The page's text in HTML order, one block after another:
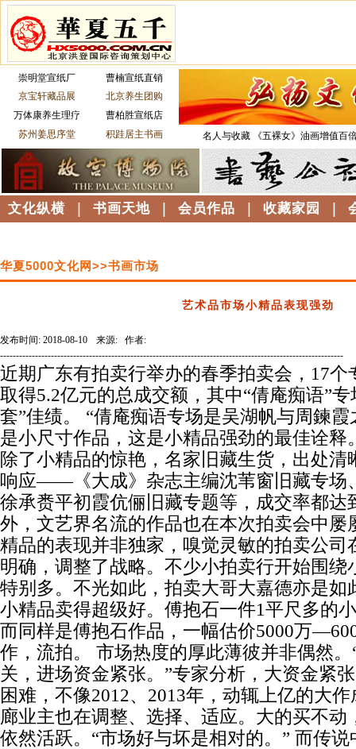
崇明堂宣纸厂
曹楠宣纸直销
京宝轩藏品展
北京养生团购
万体康养生理疗
曹柏胜宣纸店
苏州姜思序堂
积跬居主书画 名人与收藏 《五裸女》油画增值百
文化纵横 书画天地 会员作品 收藏家园
华夏5000文化网>>书画市场
艺术品市场小精品表现强劲
发布时间: 2018-08-10
来源: 作者:
------------------------------------------------------------------------------------------------------------
近期广东有拍卖行举办的春季拍卖会，17个
取得5.2亿元的总成交额，其中“倩庵痴语”
套”佳绩。 “倩庵痴语专场是吴湖帆与周鍊
是小尺寸作品，这是小精品强劲的最佳诠释
除了小精品的惊艳，名家旧藏生货，出处清
响应——《大成》杂志主编沈苇窗旧藏专场
徐承赉平初霞伉俪旧藏专题等，成交率都达
外，文艺界名流的作品也在本次拍卖会中屡
精品的表现并非独家，嗅觉灵敏的拍卖公司
明确，调整了战略。不少小拍卖行开始围绕
特别多。不光如此，拍卖大哥大嘉德亦是如
小精品卖得超级好。傅抱石一件1平尺多的
而同样是傅抱石作品，一幅估价5000万
作，流拍。 市场热度的厚此薄彼并非偶然
关，进场资金紧张。”专家分析，大资金紧
困难，不像2012、2013年，动辄上亿的大
廊业主也在调整、选择、适应。大的买不动
依然活跃。“市场好与坏是相对的。” 而传